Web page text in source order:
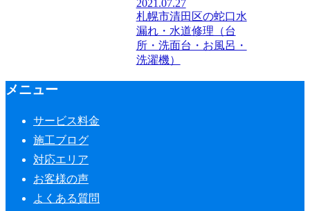
2021.07.27
札幌市清田区の蛇口水
漏れ・水道修理（台
所・洗面台・お風呂・
洗濯機）
メニュー
サービス料金
施工ブログ
対応エリア
お客様の声
よくある質問